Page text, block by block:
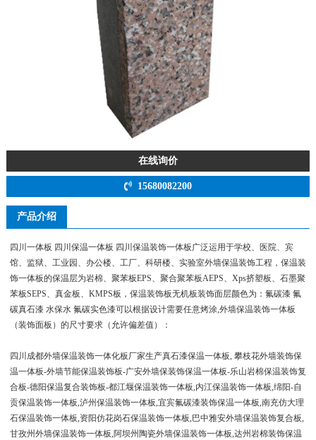
在线询价
15680082200
产品介绍
四川一体板 四川保温一体板 四川保温装饰一体板广泛运用于学校、医院、宾
馆、监狱、工业园、办公楼、工厂、科研楼、实验室外墙保温装饰工程，保温装
饰一体板的保温层为岩棉、聚苯板EPS、聚合聚苯板AEPS、Xps挤塑板、石墨聚
苯板SEPS、真金板、KMPS板，保温装饰板无机板装饰面层颜色为：氟碳漆 氟
碳真石漆 水保水 氟碳实色漆可以根据设计需要任意烤涂,外墙保温装饰一体板
（装饰面板）的尺寸要求（允许偏差值）：
四川成都外墙保温装饰一体化板厂家生产真石漆保温一体板, 攀枝花外墙装饰保
温一体板-外墙节能保温装饰板-广安外墙保装饰保温一体板-乐山岩棉保温装饰复
合板-德阳保温复合装饰板-都江堰保温装饰一体板,内江保温装饰一体板,绵阳-自
贡保温装饰一体板,泸州保温装饰一体板,宜宾氟碳漆装饰保温一体板,南充仿大理
石保温装饰一体板,资阳仿花岗石保温装饰一体板,巴中雅安外墙保温装饰复合板,
甘孜州外墙保温装饰一体板,阿坝州陶瓷外墙保温装饰一体板,达州岩棉装饰保温